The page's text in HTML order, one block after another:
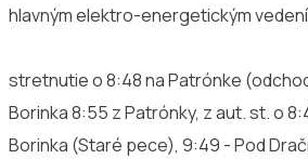
hlavným elektro-energetickým
stretnutie o 8:48 na Patrónke
Borinka 8:55 z Patrónky, z aut. st. o
Borinka (Staré pece), 9:49 - Pod